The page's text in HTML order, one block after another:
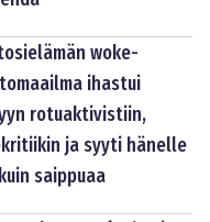
woke-
ihastui
rotuaktivistiin,
ja syyti hänelle
saippuaa